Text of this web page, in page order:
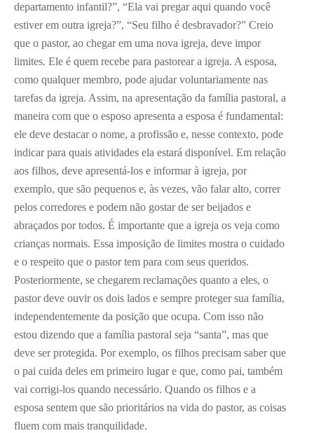
departamento infantil?”, “Ela vai pregar aqui quando você
estiver em outra igreja?”, “Seu filho é desbravador?” Creio
que o pastor, ao chegar em uma nova igreja, deve impor
limites. Ele é quem recebe para pastorear a igreja. A esposa,
como qualquer membro, pode ajudar voluntariamente nas
tarefas da igreja. Assim, na apresentação da família pastoral, a
maneira com que o esposo apresenta a esposa é fundamental:
ele deve destacar o nome, a profissão e, nesse contexto, pode
indicar para quais atividades ela estará disponível. Em relação
aos filhos, deve apresentá-los e informar à igreja, por
exemplo, que são pequenos e, às vezes, vão falar alto, correr
pelos corredores e podem não gostar de ser beijados e
abraçados por todos. É importante que a igreja os veja como
crianças normais. Essa imposição de limites mostra o cuidado
e o respeito que o pastor tem para com seus queridos.
Posteriormente, se chegarem reclamações quanto a eles, o
pastor deve ouvir os dois lados e sempre proteger sua família,
independentemente da posição que ocupa. Com isso não
estou dizendo que a família pastoral seja “santa”, mas que
deve ser protegida. Por exemplo, os filhos precisam saber que
o pai cuida deles em primeiro lugar e que, como pai, também
vai corrigi-los quando necessário. Quando os filhos e a
esposa sentem que são prioritários na vida do pastor, as coisas
fluem com mais tranquilidade.